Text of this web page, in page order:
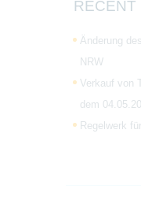
RECENT
Änderung
NRW
Verkauf von
dem
Regelwerk